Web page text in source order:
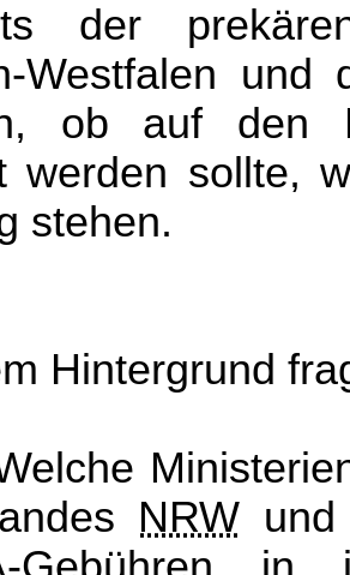
der
Westfalen
ob auf den
werden sollte,
stehen.
Hintergrund
NRW